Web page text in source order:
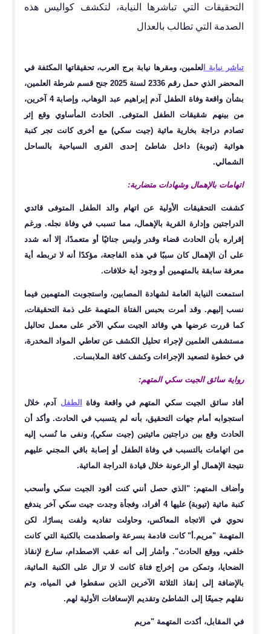
التحقيقات التي تباشرها النيابة، لتكشف كواليس هذه
الصدمة التي تطالب بالعدال
تباشر نيابة ا لعلمين، ومقرها نيابة برج العرب، تحقيقاتها المكثفة في
المحضر الذي حمل رقم 2336 لسنة 2025 جنح قسم شرطة العلمين،
بشأن واقعة وفاة الطفل آدم إبراهيم عبد الوهاب، وإصابة 4 آخرين،
من بينهم شقيقات الطفل المتوفى. الحادث المأساوي وقع إثر
تصادم دراجة بخارية مائية (جيت سكي) مع أخرى كانت تجر كنبة
هوائية (تيوبة) داخل شاطئ إحدى القرى السياحية بالساحل
الشمالي.
اتهامات بالإهمال وشهادات متضاربة:
كشفت التحقيقات الأولية عن اتهام والد الطفل المتوفى قائدي
الدراجتين وإدارة القرية بالإهمال، مما تسبب في وفاة نجله. ورغم
إقراره بأن الحادث قضاء وقدر وليس جنائيًا أو متعمدًا، إلا أنه شدد
على أن الإهمال كان سببًا في هذه الفاجعة، مؤكدًا أنه لا تربطه أية
معرفة سابقة بالمتهمين أو وجود أية خلافات.
استمعت النيابة العامة لشهادة المصابين، واستجوبت المتهمين فيما
نسب إليهم. وقد أمرت بحبس الفتاة المتهمة على ذمة التحقيقات،
كما قررت عرضها هي وقائد الجيت سكي الآخر على معمل تحاليل
مستشفى العلمين لإجراء تحليل الكشف عن تعاطي المواد المخدرة،
في خطوة لتصعيد الإجراءات وكشف كافة الملابسات.
رواية سائق الجيت سكي المتهم:
أفاد سائق الجيت سكي المتهم في واقعة وفاة الطفل آدم، خلال
استجوابه أمام جهات التحقيق، بأنه لم يتسبب في الحادث. وأكد أن
الحادث وقع بين دراجتين مائيتين (جيت سكي)، ونفى ما نُسب إليه
من اتهامات بالتسبب في وفاة الطفل أو إصابة باقي المجني عليهم
نتيجة الإهمال أو الرعونة خلال قيادة الدراجة المائية.
وأضاف المتهم: "الذي حصل أنني كنت أقود الجيت سكي وأسحب
كنبة مائية (تيوبة) عليها 4 أفراد، وفجأة وجدت جيت سكي آخر يندفع
نحوي في الاتجاه المعاكس، وحاولت تفاديه ولفت يسارًا، لكن
المتهمة "مريم.أ" كانت قادمة بسرعة واصطدمت بالكنبة التي كانت
خلفي، ووقع الحادث". وأشار إلى أنه عقب الاصطدام، سارع لإنقاذ
الضحايا، وتمكن من إخراج فتاة كانت لا تزال على الكنبة المائية،
بالإضافة إلى إنقاذ الثلاثة الآخرين الذين سقطوا في المياه، وتم
نقلهم جميعًا إلى الشاطئ وتقديم الإسعافات الأولية لهم.
في المقابل، أكدت المتهمة "مريم